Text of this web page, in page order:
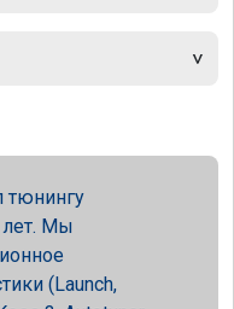
тюнингу
Мы
(Launch,